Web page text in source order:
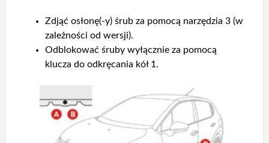
Zdjąć osłonę(-y) śrub za pomocą narzędzia 3 (w
zależności od wersji).
Odblokować śruby wyłącznie za pomocą
klucza do odkręcania kół 1.